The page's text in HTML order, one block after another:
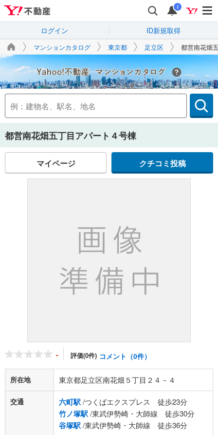
i
ログイン ID新規取得
マンションカタログ 東京都 足立区 都営南花畑
Yahoo!不動産
都営南花畑五丁目アパート４号棟
マイページ クチコミ投稿
- 評価(0件) コメント（0件）
所在地 東京都足立区南花畑５丁目２４－４
交通 六町駅/つくばエクスプレス 徒歩23分
竹ノ塚駅/東武伊勢崎・大師線 徒歩30分
谷塚駅/東武伊勢崎・大師線 徒歩36分